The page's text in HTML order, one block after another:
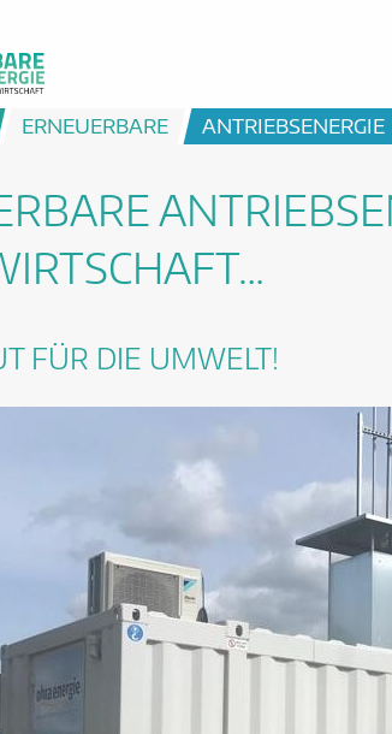
ERNEUERBARE ANTRIEBSENERGIE
FÜR DIE UMWELT!